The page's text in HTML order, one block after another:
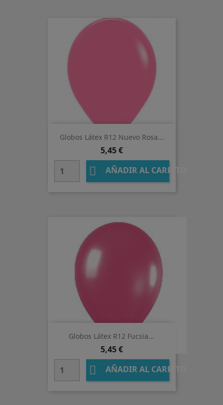
Globos Látex R12 Nuevo Rosa...
Precio
5,45 €
 AÑADIR AL CARRITO
Globos Látex R12 Fucsia...
Precio
5,45 €
 AÑADIR AL CARRITO